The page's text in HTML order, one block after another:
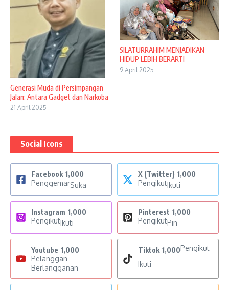
Generasi Muda di Persimpangan
Jalan: Antara Gadget dan Narkoba
21 April 2025
SILATURRAHIM MENJADIKAN
HIDUP LEBIH BERARTI
9 April 2025
Social Icons
Facebook 1,000
PenggemarSuka
X (Twitter) 1,000
PengikutIkuti
Instagram 1,000
PengikutIkuti
Pinterest 1,000
PengikutPin
Youtube 1,000
Pelanggan
Berlangganan
Tiktok 1,000Pengikut
Ikuti